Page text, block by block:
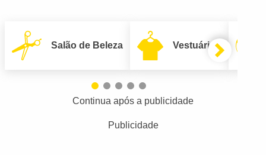
Salão de Beleza Vestuário
Continua após a publicidade
Publicidade